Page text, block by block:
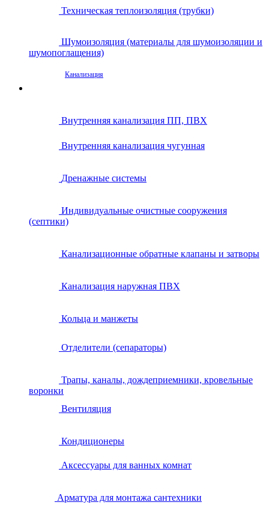
Техническая теплоизоляция (трубки)
Шумоизоляция (материалы для шумоизоляции и
шумопоглащения)
Канализация
Внутренняя канализация ПП, ПВХ
Внутренняя канализация чугунная
Дренажные системы
Индивидуальные очистные сооружения
(септики)
Канализационные обратные клапаны и затворы
Канализация наружная ПВХ
Кольца и манжеты
Отделители (сепараторы)
Трапы, каналы, дождеприемники, кровельные
воронки
Вентиляция
Кондиционеры
Аксессуары для ванных комнат
Арматура для монтажа сантехники